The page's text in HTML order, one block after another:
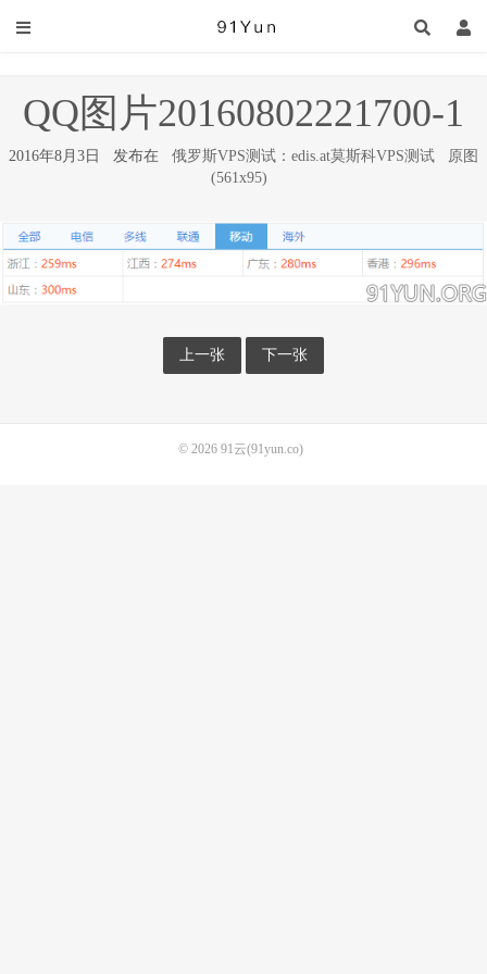
QQ图片20160802221700-1
2016年8月3日 发布在 俄罗斯VPS测试：edis.at莫斯科VPS测试
原图
(561x95)
上一张 下一张
© 2026 91云(91yun.co)